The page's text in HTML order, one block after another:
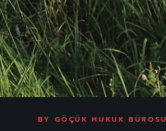
BY GÖÇÜK HUKUK BÜROSU